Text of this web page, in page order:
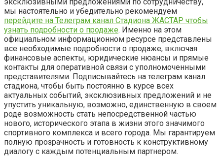
эксклюзивными предложениями по сотрудничеству,
мы настоятельно и убедительно рекомендуем
перейдите на Телеграм канал Стадиона ЖАСТАР чтобы
узнать подробности о продаже. Именно на этом
официальном информационном ресурсе представлены
все необходимые подробности о продаже, включая
финансовые аспекты, юридические нюансы и прямые
контакты для оперативной связи с уполномоченными
представителями. Подписывайтесь на телеграм канал
стадиона, чтобы быть постоянно в курсе всех
актуальных событий, эксклюзивных предложений и не
упустить уникальную, возможно, единственную в своем
роде возможность стать непосредственной частью
нового, исторического этапа в жизни этого значимого
спортивного комплекса и всего города. Мы гарантируем
полную прозрачность и готовность к конструктивному
диалогу с каждым потенциальным партнером.